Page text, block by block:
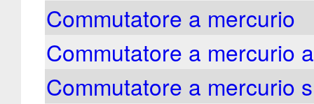
Commutatore a mercurio
Commutatore a mercurio
Commutatore a mercurio